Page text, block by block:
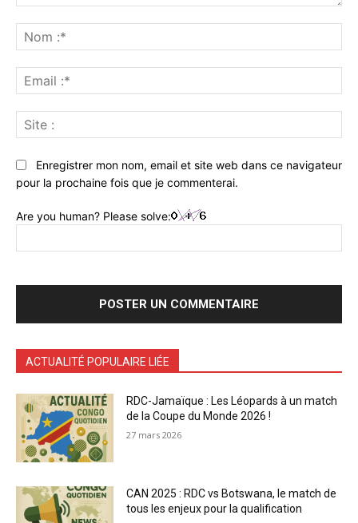
:*
:*
:
Enregistrer mon nom, email et site web dans ce navigateur
pour la prochaine fois que je commenterai.
Are you human? Please solve:
ACTUALITÉ POPULAIRE LIÉE
RDC-Jamaïque : Les Léopards à un match
de la Coupe du Monde 2026 !
27 mars 2026
CAN 2025 : RDC vs Botswana, le match de
tous les enjeux pour la qualification